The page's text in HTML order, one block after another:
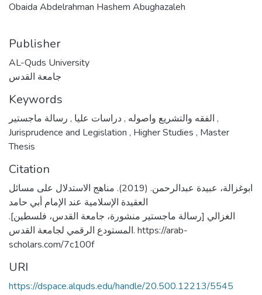
Obaida Abdelrahman Hashem Abughazaleh
Publisher
AL-Quds University
جامعة القدس
Keywords
الفقه والتشريع واصوله ,دراسات عليا ,
,
Jurisprudence and Legislation , Higher Studies , Master
Thesis
Citation
ابوغزالة، عبيدة عبدالرحمن. (2019). مناهج الاستدلال على مسائل
العقيدة الإسلامية عند الإمام أبي حامد
الغزالي [رسالة ماجستير منشورة، جامعة القدس، فلسطين].
المستودع الرقمي لجامعة القدس. https://arab-
scholars.com/7c100f
URI
https://dspace.alquds.edu/handle/20.500.12213/5545